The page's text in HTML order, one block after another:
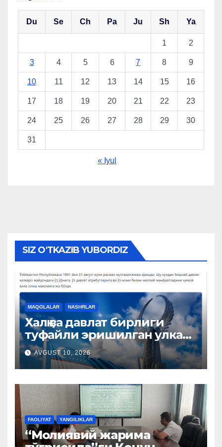
Du Se Ch Pa Ju Sh Ya
1 2
3 4 5 6 7 8 9
10 11 12 13 14 15 16
17 18 19 20 21 22 23
24 25 26 27 28 29 30
31
« Iyul
SIZ O'TKAZIB YUBORDIZ
MAQOLALAR NASHRLAR
Халқ ва давлат бирлиги
туфайли эришилган улкан
натижалар
AVGUST 10, 2026
FAOLIYAT YANGILIKLAR
“Молиявий жарима